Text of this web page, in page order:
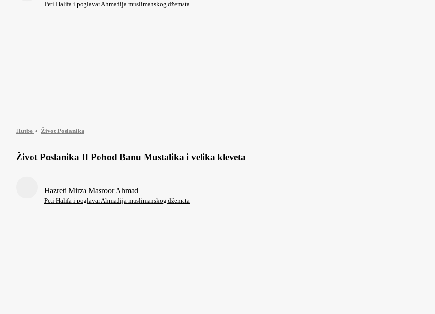
Peti Halifa i poglavar Ahmadija muslimanskog džemata
Hutbe Život Poslanika
Život Poslanika II Pohod Banu Mustalika i velika kleveta
Hazreti Mirza Masroor Ahmad
Peti Halifa i poglavar Ahmadija muslimanskog džemata